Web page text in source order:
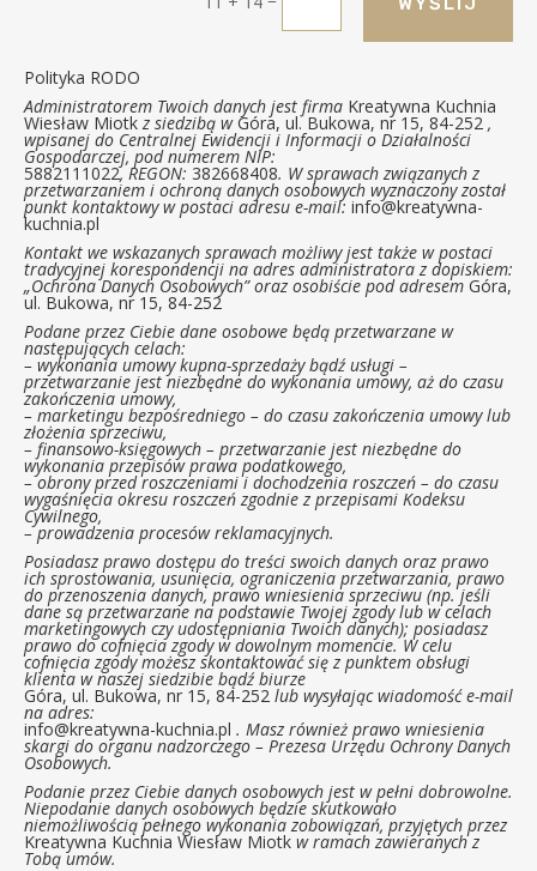
Polityka RODO
Administratorem Twoich danych jest firma Kreatywna Kuchnia
Wiesław Miotk z siedzibą wGóra, ul. Bukowa, nr 15, 84-252 ,
wpisanej do Centralnej Ewidencji i Informacji o Działalności
Gospodarczej, pod numerem NIP:
5882111022, REGON: 382668408. W sprawach związanych z
przetwarzaniem i ochroną danych osobowych wyznaczony został
punkt kontaktowy w postaci adresu e-mail: info@kreatywna-
kuchnia.pl
Kontakt we wskazanych sprawach możliwy jest także w postaci
tradycyjnej korespondencji na adres administratora z dopiskiem:
„Ochrona Danych Osobowych” oraz osobiście pod adresem Góra,
ul. Bukowa, nr 15, 84-252
Podane przez Ciebie dane osobowe będą przetwarzane w
następujących celach:
– wykonania umowy kupna-sprzedaży bądź usługi –
przetwarzanie jest niezbędne do wykonania umowy, aż do czasu
zakończenia umowy,
– marketingu bezpośredniego – do czasu zakończenia umowy lub
złożenia sprzeciwu,
– finansowo-księgowych – przetwarzanie jest niezbędne do
wykonania przepisów prawa podatkowego,
– obrony przed roszczeniami i dochodzenia roszczeń – do czasu
wygaśnięcia okresu roszczeń zgodnie z przepisami Kodeksu
Cywilnego,
– prowadzenia procesów reklamacyjnych.
Posiadasz prawo dostępu do treści swoich danych oraz prawo
ich sprostowania, usunięcia, ograniczenia przetwarzania, prawo
do przenoszenia danych, prawo wniesienia sprzeciwu (np. jeśli
dane są przetwarzane na podstawie Twojej zgody lub w celach
marketingowych czy udostępniania Twoich danych); posiadasz
prawo do cofnięcia zgody w dowolnym momencie. W celu
cofnięcia zgody możesz skontaktować się z punktem obsługi
klienta w naszej siedzibie bądź biurze
Góra, ul. Bukowa, nr 15, 84-252 lub wysyłając wiadomość e-mail
na adres:
info@kreatywna-kuchnia.pl . Masz również prawo wniesienia
skargi do organu nadzorczego – Prezesa Urzędu Ochrony Danych
Osobowych.
Podanie przez Ciebie danych osobowych jest w pełni dobrowolne.
Niepodanie danych osobowych będzie skutkowało
niemożliwością pełnego wykonania zobowiązań, przyjętych przez
Kreatywna Kuchnia Wiesław Miotk w ramach zawieranych z
Tobą umów.